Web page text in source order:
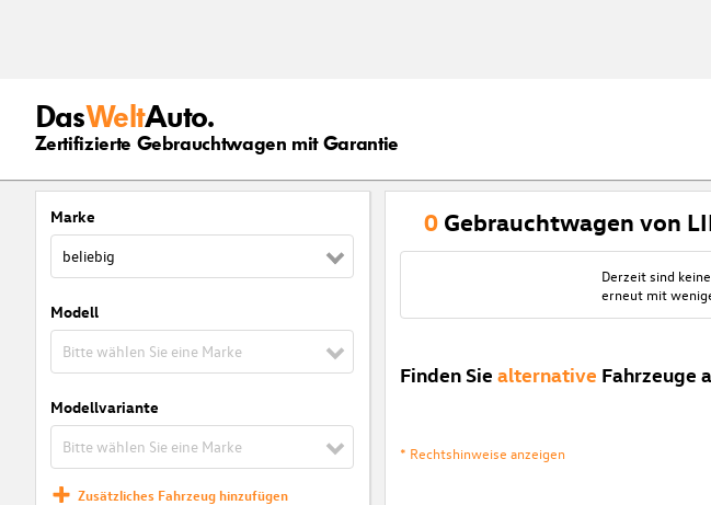
DasWeltAuto.
Zertifizierte Gebrauchtwagen mit Garantie
Marke
beliebig
Modell
Bitte wählen Sie eine Marke
Modellvariante
Bitte wählen Sie eine Marke
Zusätzliches Fahrzeug hinzufügen
0 Gebrauchtwagen von
Derzeit sind
erneut mit
Finden Sie alternative Fahrzeuge
* Rechtshinweise anzeigen